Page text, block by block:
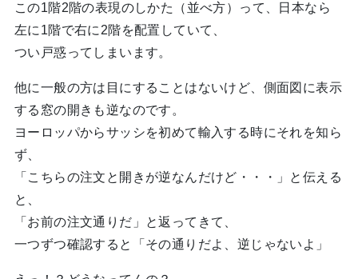
この1階2階の表現のしかた（並べ方）って、日本なら
左に1階で右に2階を配置していて、
つい戸惑ってしまいます。
他に一般の方は目にすることはないけど、側面図に表示
する窓の開きも逆なのです。
ヨーロッパからサッシを初めて輸入する時にそれを知ら
ず、
「こちらの注文と開きが逆なんだけど・・・」と伝える
と、
「お前の注文通りだ」と返ってきて、
一つずつ確認すると「その通りだよ、逆じゃないよ」